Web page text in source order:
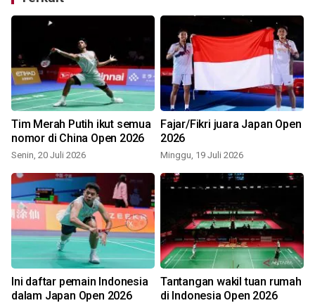
Tim Merah Putih ikut semua
nomor di China Open 2026
Senin, 20 Juli 2026
Fajar/Fikri juara Japan Open
2026
Minggu, 19 Juli 2026
Ini daftar pemain Indonesia
dalam Japan Open 2026
Tantangan wakil tuan rumah
di Indonesia Open 2026